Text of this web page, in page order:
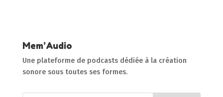
Mem’Audio
Une plateforme de podcasts dédiée à la création
sonore sous toutes ses formes.